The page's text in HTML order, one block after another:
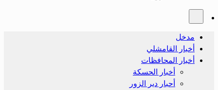
مدخل
أخبار القامشلي
أخبار المحافظات
أخبار الحسكة
أحبار دير الزور